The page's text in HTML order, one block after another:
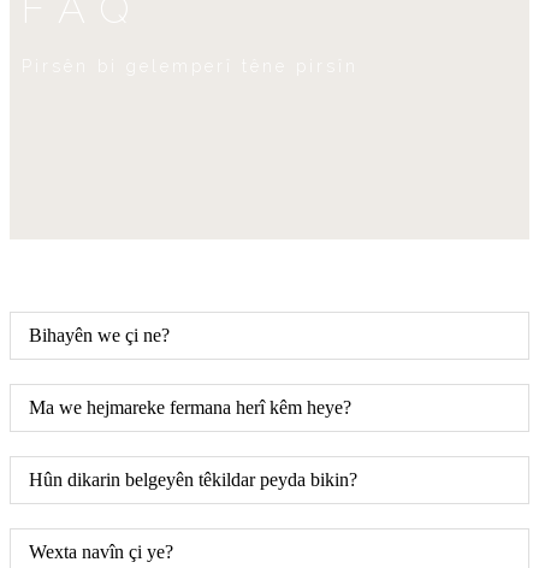
Bihayên we çi ne?
Ma we hejmareke fermana herî kêm heye?
Hûn dikarin belgeyên têkildar peyda bikin?
Wexta navîn çi ye?